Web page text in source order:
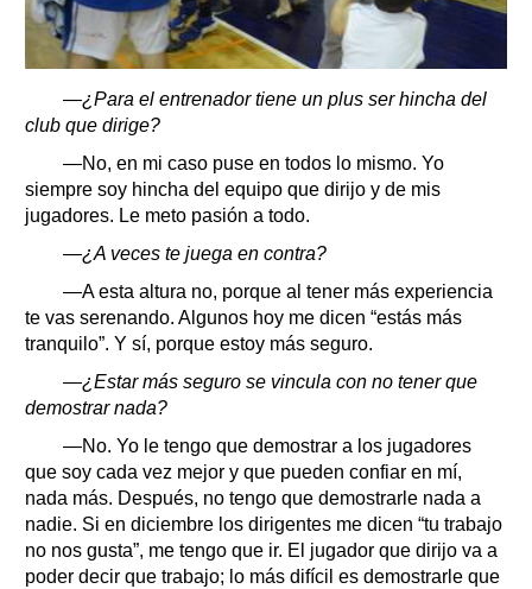
—¿Para el entrenador tiene un plus ser hincha del
club que dirige?
—No, en mi caso puse en todos lo mismo. Yo
siempre soy hincha del equipo que dirijo y de mis
jugadores. Le meto pasión a todo.
—¿A veces te juega en contra?
—A esta altura no, porque al tener más experiencia
te vas serenando. Algunos hoy me dicen “estás más
tranquilo”. Y sí, porque estoy más seguro.
—¿Estar más seguro se vincula con no tener que
demostrar nada?
—No. Yo le tengo que demostrar a los jugadores
que soy cada vez mejor y que pueden confiar en mí,
nada más. Después, no tengo que demostrarle nada a
nadie. Si en diciembre los dirigentes me dicen “tu trabajo
no nos gusta”, me tengo que ir. El jugador que dirijo va a
poder decir que trabajo; lo más difícil es demostrarle que